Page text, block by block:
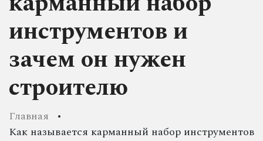
инструментов и
зачем он нужен
строителю
Главная
Как называется карманный набор инструментов